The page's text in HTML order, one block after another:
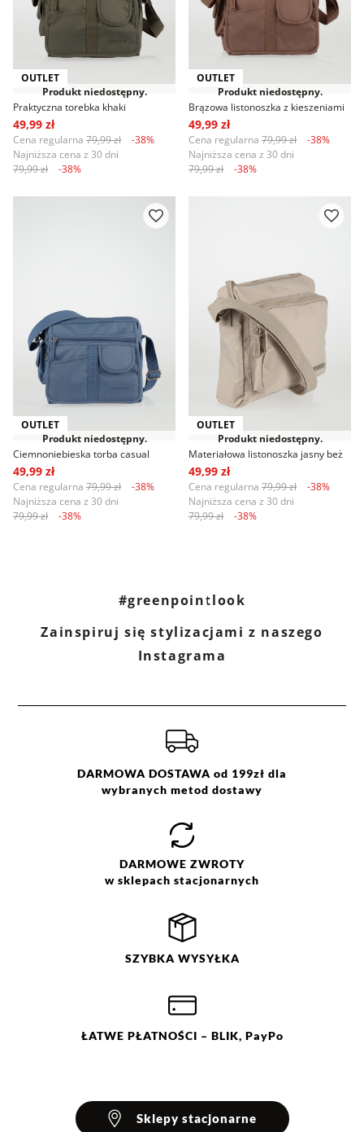
OUTLET
Produkt niedostępny.
Praktyczna torebka khaki
49,99 zł
Cena regularna 79,99 zł
-38%
Najniższa cena z 30 dni
79,99 zł
-38%
OUTLET
Produkt niedostępny.
Brązowa listonoszka z kieszeniami
49,99 zł
Cena regularna 79,99 zł
-38%
Najniższa cena z 30 dni
79,99 zł
-38%
OUTLET
Produkt niedostępny.
Ciemnoniebieska torba casual
49,99 zł
Cena regularna 79,99 zł
-38%
Najniższa cena z 30 dni
79,99 zł
-38%
OUTLET
Produkt niedostępny.
Materiałowa listonoszka jasny beż
49,99 zł
Cena regularna 79,99 zł
-38%
Najniższa cena z 30 dni
79,99 zł
-38%
#greenpointlook
Zainspiruj się stylizacjami z naszego
Instagrama
DARMOWA DOSTAWA od 199zł dla
wybranych metod dostawy
DARMOWE ZWROTY
w sklepach stacjonarnych
SZYBKA WYSYŁKA
ŁATWE PŁATNOŚCI – BLIK, PayPo
Sklepy stacjonarne